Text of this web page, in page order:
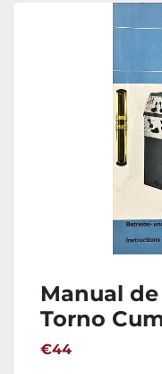
Manual
Torno
€44